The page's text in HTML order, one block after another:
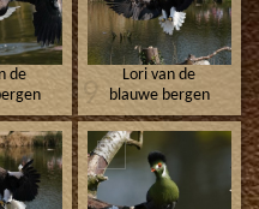
de
9
Lori van de
blauwe bergen